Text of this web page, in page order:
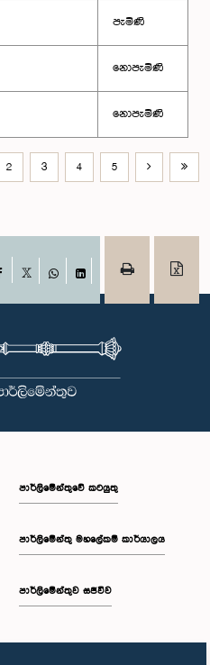
පැමිණි
නොපැමිණි
නොපැමිණි
2 3 4 5
Facebook
WhatsAppLinkedIn
පාර්ලිමේන්තුවේ කටයුතු
පාර්ලිමේන්තු මහලේකම් කාර්යාලය
පාර්ලිමේන්තුව සජීවීව